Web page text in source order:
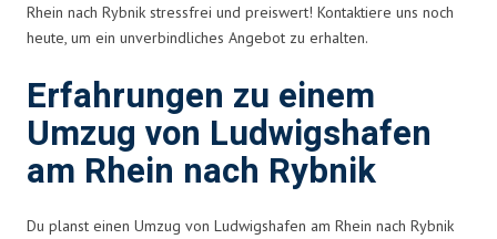
Rhein nach Rybnik stressfrei und preiswert! Kontaktiere uns noch
heute, um ein unverbindliches Angebot zu erhalten.
Erfahrungen zu einem
Umzug von Ludwigshafen
am Rhein nach Rybnik
Du planst einen Umzug von Ludwigshafen am Rhein nach Rybnik